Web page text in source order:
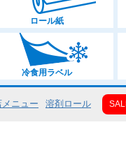
ロール紙
冷食用ラベル
ニュー 溶剤ロール